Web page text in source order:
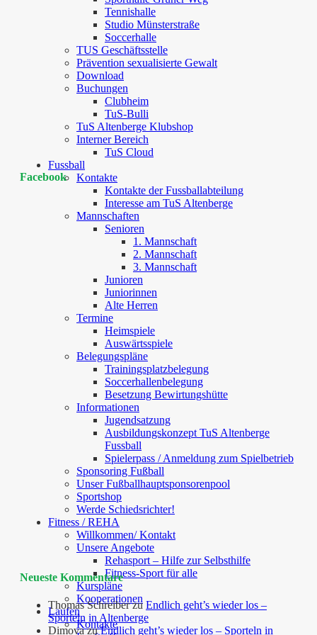
Tennishalle
Studio Münsterstraße
Soccerhalle
TUS Geschäftsstelle
Prävention sexualisierte Gewalt
Download
Buchungen
Clubheim
TuS-Bulli
TuS Altenberge Klubshop
Interner Bereich
TuS Cloud
Fussball
Kontakte
Kontakte der Fussballabteilung
Interesse am TuS Altenberge
Mannschaften
Senioren
1. Mannschaft
2. Mannschaft
3. Mannschaft
Junioren
Juniorinnen
Alte Herren
Termine
Heimspiele
Auswärtsspiele
Belegungspläne
Trainingsplatzbelegung
Soccerhallenbelegung
Besetzung Bewirtungshütte
Informationen
Jugendsatzung
Ausbildungskonzept TuS Altenberge
Fussball
Spielerpass / Anmeldung zum Spielbetrieb
Sponsoring Fußball
Unser Fußballhauptsponsorenpool
Sportshop
Werde Schiedsrichter!
Fitness / REHA
Willkommen/ Kontakt
Unsere Angebote
Rehasport – Hilfe zur Selbsthilfe
Fitness-Sport für alle
Kurspläne
Kooperationen
Laufen
Kontakte
Facebook
Neueste Kommentare
Thomas Schreiberzu Endlich geht’s wieder los –
Sporteln in Altenberge
DimovazuEndlich geht’s wieder los – Sporteln in